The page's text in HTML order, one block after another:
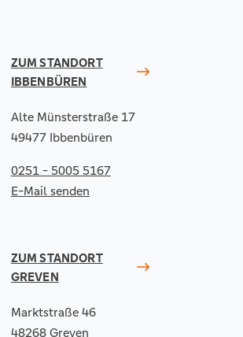
ZUM STANDORT
IBBENBÜREN
Alte Münsterstraße 17
49477 Ibbenbüren
0251 - 5005 5167
E-Mail senden
ZUM STANDORT
GREVEN
Marktstraße 46
48268 Greven